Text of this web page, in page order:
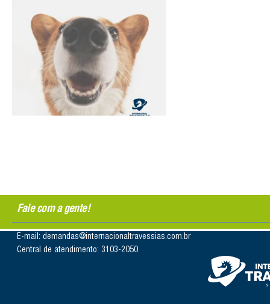
Fale com a gente!
E-mail: demandas@internacionaltravessias.com.br
Central de atendimento: 3103-2050